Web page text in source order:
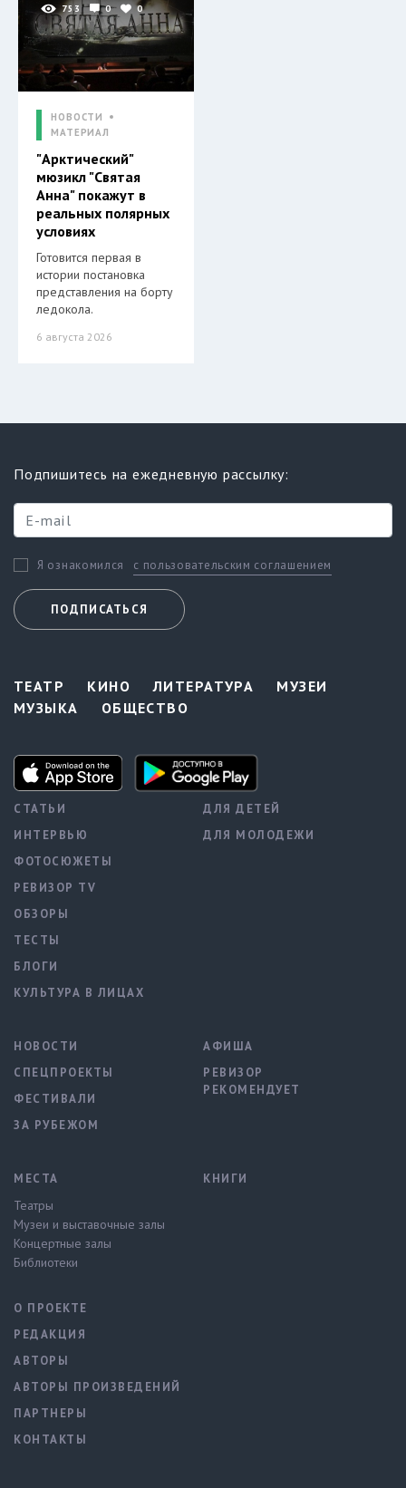
753 0 0
НОВОСТИ
МАТЕРИАЛ
"Арктический"
мюзикл "Святая
Анна" покажут в
реальных полярных
условиях
Готовится первая в
истории постановка
представления на борту
ледокола.
6 августа 2026
Подпишитесь на ежедневную рассылку:
Я ознакомился с пользовательским соглашением
ПОДПИСАТЬСЯ
ТЕАТР КИНО ЛИТЕРАТУРА
МУЗЕИ
МУЗЫКА
ОБЩЕСТВО
СТАТЬИ
ИНТЕРВЬЮ
ФОТОСЮЖЕТЫ
РЕВИЗОР TV
ОБЗОРЫ
ТЕСТЫ
БЛОГИ
КУЛЬТУРА В ЛИЦАХ
ДЛЯ ДЕТЕЙ
ДЛЯ МОЛОДЕЖИ
НОВОСТИ
СПЕЦПРОЕКТЫ
ФЕСТИВАЛИ
ЗА РУБЕЖОМ
АФИША
РЕВИЗОР
РЕКОМЕНДУЕТ
МЕСТА
Театры
Музеи и выставочные залы
Концертные залы
Библиотеки
КНИГИ
О ПРОЕКТЕ
РЕДАКЦИЯ
АВТОРЫ
АВТОРЫ ПРОИЗВЕДЕНИЙ
ПАРТНЕРЫ
КОНТАКТЫ